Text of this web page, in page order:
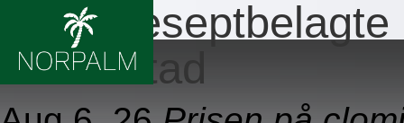
Ingen
fredrikstad